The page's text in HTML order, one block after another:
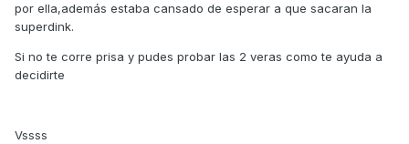
por ella,además estaba cansado de esperar a que sacaran la
superdink.
Si no te corre prisa y pudes probar las 2 veras como te ayuda a
decidirte
Vssss